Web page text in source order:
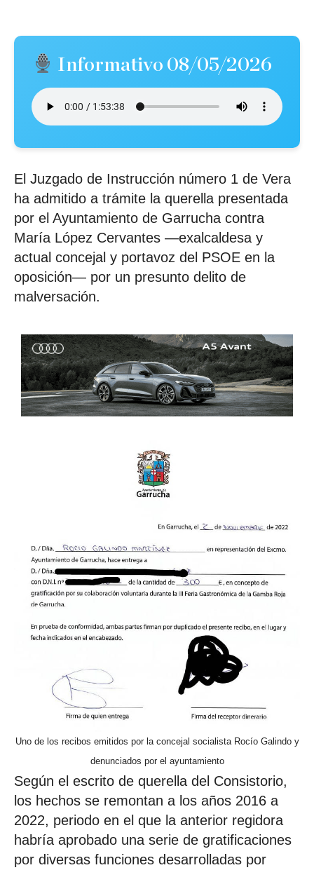
Informativo 08/05/2026
El Juzgado de Instrucción número 1 de Vera
ha admitido a trámite la querella presentada
por el Ayuntamiento de Garrucha contra
María López Cervantes —exalcaldesa y
actual concejal y portavoz del PSOE en la
oposición— por un presunto delito de
malversación.
Uno de los recibos emitidos por la concejal socialista Rocío Galindo y
denunciados por el ayuntamiento
Según el escrito de querella del Consistorio,
los hechos se remontan a los años 2016 a
2022, periodo en el que la anterior regidora
habría aprobado una serie de gratificaciones
por diversas funciones desarrolladas por